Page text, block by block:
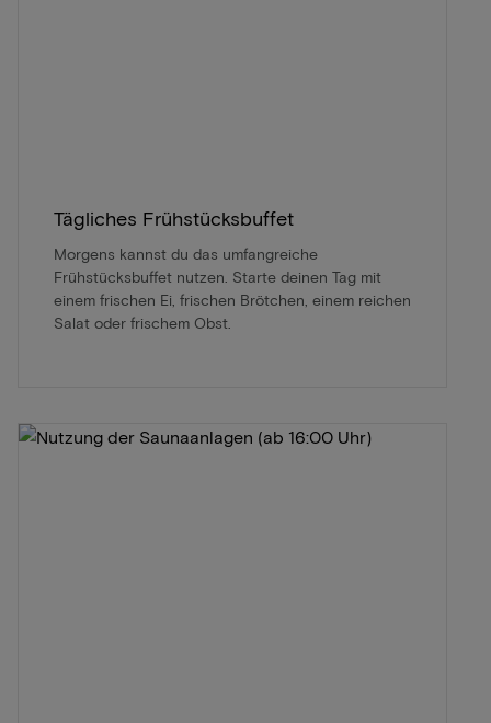
Tägliches Frühstücksbuffet
Morgens kannst du das umfangreiche
Frühstücksbuffet nutzen. Starte deinen Tag mit
einem frischen Ei, frischen Brötchen, einem reichen
Salat oder frischem Obst.